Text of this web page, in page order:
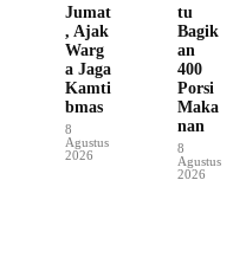
Jumat
, Ajak
Warg
a Jaga
Kamti
bmas
8
Agustus
2026
tu
Bagik
an
400
Porsi
Maka
nan
8
Agustus
2026